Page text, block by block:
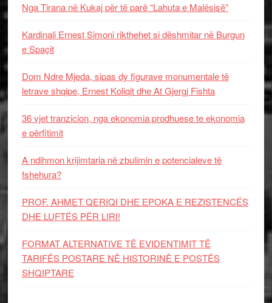
Nga Tirana në Kukaj për të parë “Lahuta e Malësisë”
Kardinali Ernest Simoni rikthehet si dëshmitar në Burgun
e Spaçit
Dom Ndre Mjeda, sipas dy figurave monumentale të
letrave shqipe, Ernest Koliqit dhe At Gjergj Fishta
36 vjet tranzicion, nga ekonomia prodhuese te ekonomia
e përfitimit
A ndihmon krijimtaria në zbulimin e potencialeve të
fshehura?
PROF. AHMET QERIQI DHE EPOKA E REZISTENCЁS
DHE LUFTЁS PЁR LIRI!
FORMAT ALTERNATIVE TË EVIDENTIMIT TË
TARIFËS POSTARE NË HISTORINË E POSTËS
SHQIPTARE